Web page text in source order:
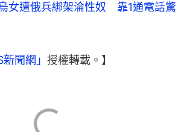
女遭俄兵綁架淪性奴　靠1通電話驚
新聞網」 授權轉載。】